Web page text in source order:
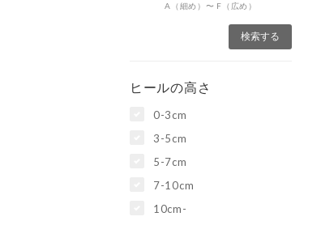
A（細め）〜 F（広め）
ヒールの高さ
0-3cm
3-5cm
5-7cm
7-10cm
10cm-